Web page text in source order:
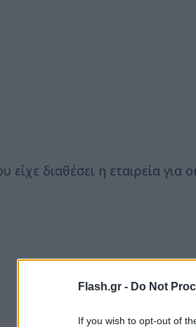
Flash.gr - Do Not
If you wish to opt-out of
είχε διαθέσει η εταιρεία